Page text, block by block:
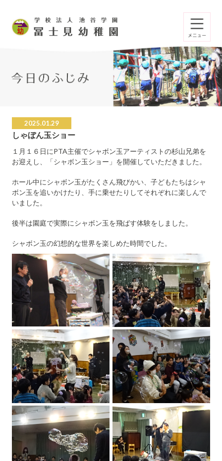
2025.01.29
しゃぼん玉ショー
１月１６日にPTA主催でシャボン玉アーティストの杉山兄弟を
お迎えし、「シャボン玉ショー」を開催していただきました。
ホール中にシャボン玉がたくさん飛びかい、子どもたちはシャ
ボン玉を追いかけたり、手に乗せたりしてそれぞれに楽しんで
いました。
後半は園庭で実際にシャボン玉を飛ばす体験をしました。
シャボン玉の幻想的な世界を楽しめた時間でした。